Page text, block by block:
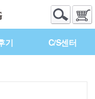
기 C/S센터